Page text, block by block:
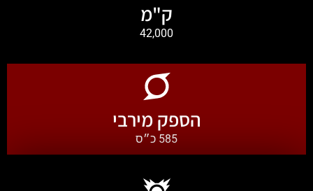
ק"מ
42,000
הספק מירבי
585 כ״ס